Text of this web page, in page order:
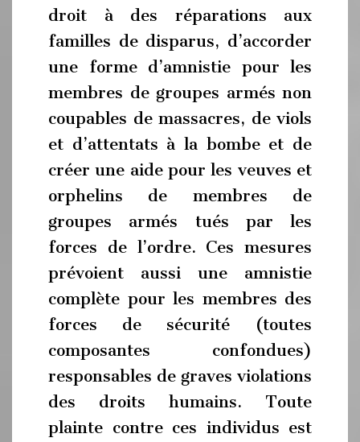
droit à des réparations aux
familles de disparus, d’accorder
une forme d’amnistie pour les
membres de groupes armés non
coupables de massacres, de viols
et d’attentats à la bombe et de
créer une aide pour les veuves et
orphelins de membres de
groupes armés tués par les
forces de l’ordre. Ces mesures
prévoient aussi une amnistie
complète pour les membres des
forces de sécurité (toutes
composantes confondues)
responsables de graves violations
des droits humains. Toute
plainte contre ces individus est